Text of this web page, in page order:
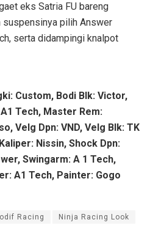
eks Satria FU bareng
suspensinya pilih Answer
serta didampingi knalpot
Custom, Bodi Blk: Victor,
Tech, Master Rem:
Velg Dpn: VND, Velg Blk: TK
Nissin, Shock Dpn:
Swingarm: A 1 Tech,
A1 Tech, Painter: Gogo
Racing Ninja Racing Look